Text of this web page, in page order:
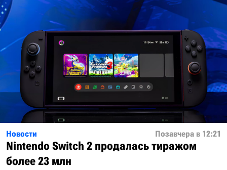
Новости Позавчера в 12:21
Nintendo Switch 2 продалась тиражом
более 23 млн